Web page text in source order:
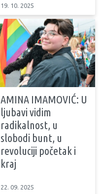
19. 10. 2025
AMINA IMAMOVIĆ: U
ljubavi vidim
radikalnost, u
slobodi bunt, u
revoluciji početak i
kraj
22. 09. 2025